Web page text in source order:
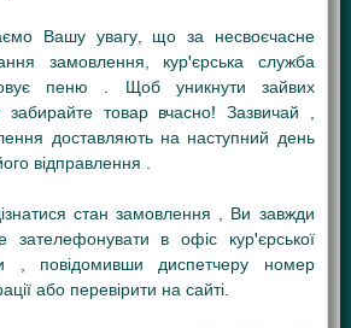
Вашу увагу, що за несвоєчасне
замовлення, кур'єрська служба
пеню . Щоб уникнути зайвих
забирайте товар вчасно! Зазвичай ,
доставляють на наступний день
відправлення .
стан замовлення , Ви завжди
зателефонувати в офіс кур'єрської
, повідомивши диспетчеру номер
або перевірити на сайті.